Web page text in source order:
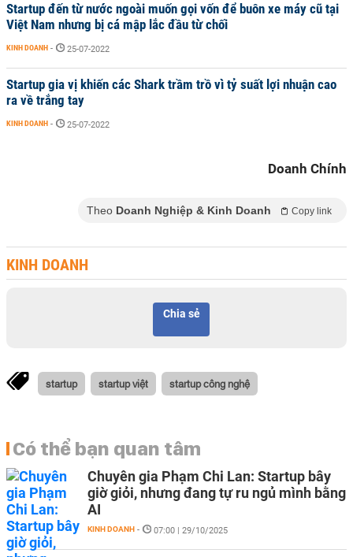
Startup đến từ nước ngoài muốn gọi vốn để buôn xe máy cũ tại
Việt Nam nhưng bị cá mập lắc đầu từ chối
KINH DOANH - 25-07-2022
Startup gia vị khiến các Shark trầm trồ vì tỷ suất lợi nhuận cao
ra về trắng tay
KINH DOANH - 25-07-2022
Doanh Chính
Theo Doanh Nghiệp & Kinh Doanh Copy link
KINH DOANH
Chia sẻ
startup startup việt startup công nghệ
Có thể bạn quan tâm
Chuyên gia Phạm Chi Lan: Startup bây
giờ giỏi, nhưng đang tự ru ngủ mình bằng
AI
KINH DOANH - 07:00 | 29/10/2025